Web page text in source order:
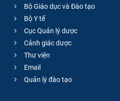
Bộ Giáo dục và Đào tạo
Bộ Y tế
Cục Quản lý dược
Cảnh giác dược
Thư viện
Email
Quản lý đào tạo